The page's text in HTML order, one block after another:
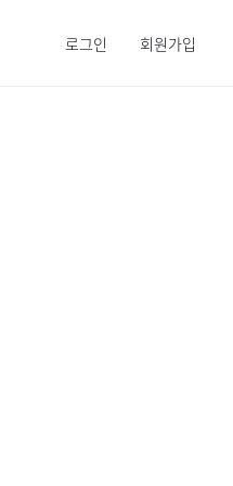
로그인 회원가입